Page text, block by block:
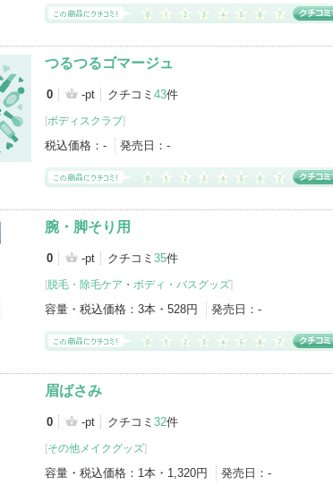
つるつるゴマージュ
0 -pt クチコミ 43件
[ボディスクラブ]
税込価格： - 発売日： -
腕・脚そり用
0 -pt クチコミ 35件
[脱毛・除毛ケア ・ ボディ・バスグッズ]
容量・税込価格： 3本・528円 発売日： -
眉ばさみ
0 -pt クチコミ 32件
[その他メイクグッズ]
容量・税込価格： 1本・1,320円 発売日： -